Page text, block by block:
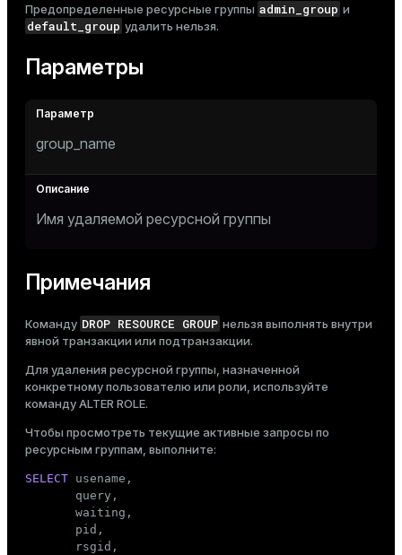
Предопределенные ресурсные группы admin_group и
default_group удалить нельзя.
Параметры
group_name
Имя удаляемой ресурсной группы
Примечания
Команду DROP RESOURCE GROUP нельзя выполнять внутри
явной транзакции или подтранзакции.
Для удаления ресурсной группы, назначенной
конкретному пользователю или роли, используйте
командуALTER ROLE.
Чтобы просмотреть текущие активные запросы по
ресурсным группам, выполните:
SELECT usename,
       query,
       waiting,
       pid,
       rsgid,